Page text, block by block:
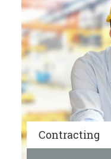
Contracting